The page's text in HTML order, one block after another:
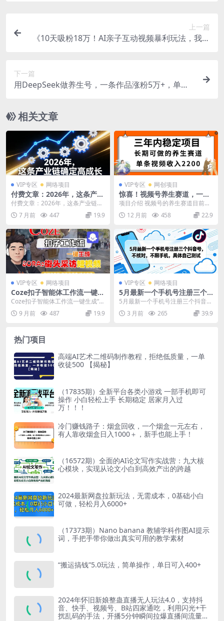
上一篇
《10天吸粉18万！AI亲子互动视频暴利玩法，我靠
下一篇
用DeepSeek做养生号，一条作品涨粉5万+，单日
相关文章
VIP专区 网络项目
付费文章：2026年，这条产业
链确定高成长
付费文章：2026年，这条产业链确
定高成长 文章介绍： 这篇文章，团
队花了太多的...
7 月前 447 19.9
VIP专区 网创项目
惊喜！视频号养生赛道，一条
视频2200，超简单，长期稳定
可做，有人月入3w+
项目介绍 视频号的养生赛道目前比
起其他赛道来讲，无论流量或者带
货出单会比其他容易...
12 月前 458 22.9
VIP专区 网络项目
Coze扣子智能体工作流一键生
成“SORA2街头采访“短视频，
全流程保姆级教学
Coze扣子智能体工作流一键生成“S
ORA2街头采访“短视频，全流程保
姆级教学 ...
9 月前 487 19.9
VIP专区 网络项目
5月最新一个手机号注册三个
抖音号，不核对，不限手机，
具体自己测试
5月最新一个手机号注册三个抖音
号，不核对，不限手机，具体自己
测试 一个手机号可以...
3 月前 265 39.9
热门项目
高端AI艺术二维码制作教程，拒绝低质量，一单
收徒500 【揭秘】
（17835期）全新平台各类小游戏 一部手机即可
操作 小白轻松上手 长期稳定 居家月入过
万！！！
冷门赚钱路子：烟盒回收，一个烟盒一元左右，
有人靠收烟盒日入1000＋，新手也能上手！
（16572期）全面的AI论文写作实战营：九大核
心模块，实现从论文小白到高效产出的跨越
2024最新网盘拉新玩法，无需成本，0基础小白
可做，轻松月入6000+
（17373期）Nano banana 教辅学科作图AI提示
词，手把手带你做出真实可用的教学素材
“搬运搞钱”5.0玩法，简单操作，单日可入400+
2024年怀旧新娘整蛊直播无人玩法4.0，支持抖
音、快手、视频号、B站四家通吃，利用闪光+干
扰乱码的手法，开播5分钟瞬间拉爆直播间流量，